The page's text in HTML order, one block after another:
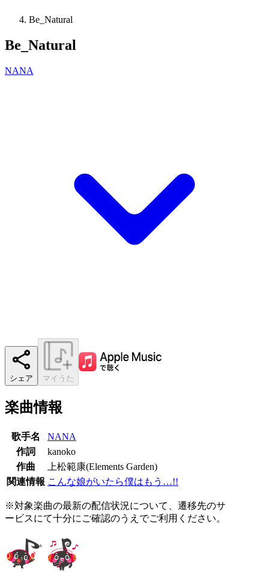
Be_Natural
Be_Natural
NANA
シェア マイうた
楽曲情報
歌手名
NANA
作詞
kanoko
作曲
上松範康(Elements Garden)
関連情報 こんな娘がいたら僕はもう…!!
※対象楽曲の最新の配信状況について、遷移先のサ
ービスにて十分にご確認のうえでご利用ください。